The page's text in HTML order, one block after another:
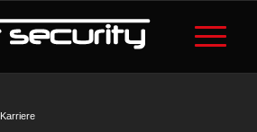
Karriere